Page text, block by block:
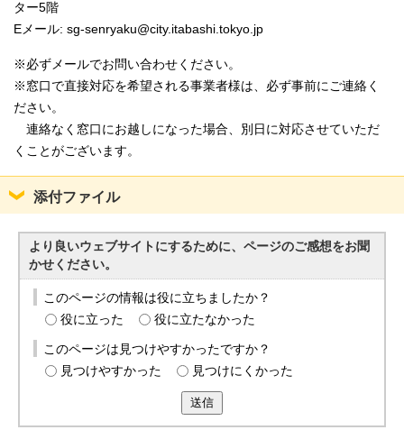
ター5階
Eメール: sg-senryaku@city.itabashi.tokyo.jp
※必ずメールでお問い合わせください。
※窓口で直接対応を希望される事業者様は、必ず事前にご連絡く
ださい。
連絡なく窓口にお越しになった場合、別日に対応させていただ
くことがございます。
添付ファイル
より良いウェブサイトにするために、ページのご感想をお聞
かせください。
このページの情報は役に立ちましたか？
役に立った
役に立たなかった
このページは見つけやすかったですか？
見つけやすかった
見つけにくかった
送信